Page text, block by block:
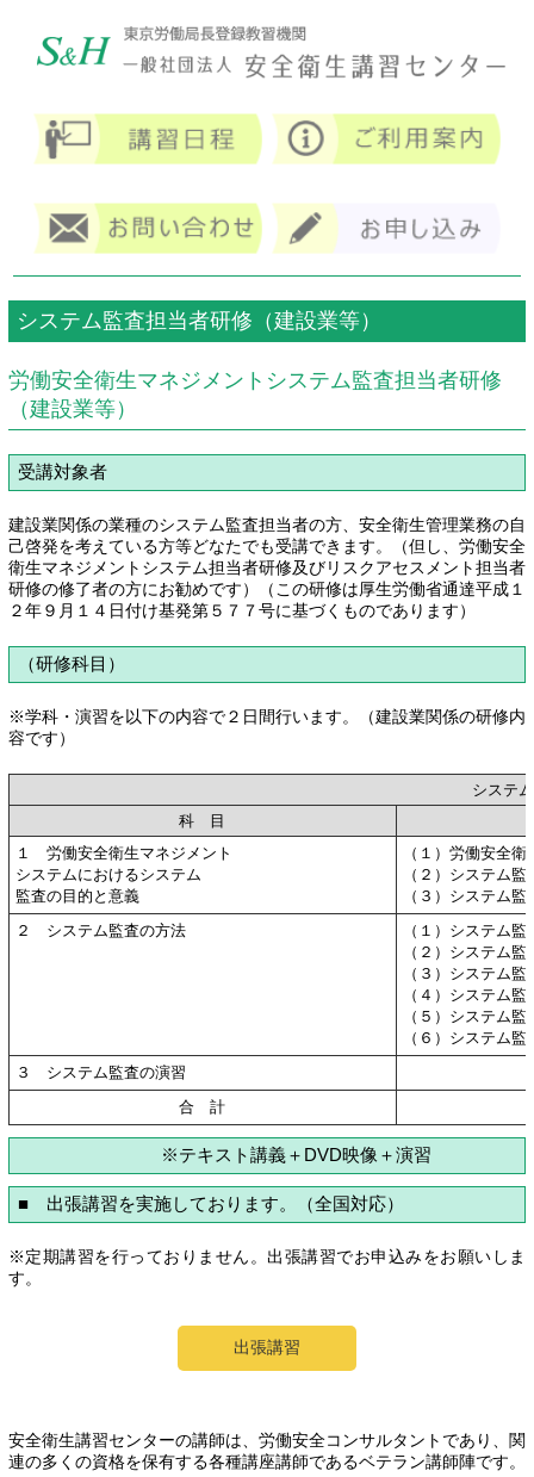
システム監査担当者研修（建設業等）
労働安全衛生マネジメントシステム監査担当者研修
（建設業等）
受講対象者
建設業関係の業種のシステム監査担当者の方、安全衛生管理業務の自
己啓発を考えている方等どなたでも受講できます。（但し、労働安全
衛生マネジメントシステム担当者研修及びリスクアセスメント担当者
研修の修了者の方にお勧めです）（この研修は厚生労働省通達平成１
２年９月１４日付け基発第５７７号に基づくものであります）
（研修科目）
※学科・演習を以下の内容で２日間行います。（建設業関係の研修内
容です）
システ
科 目
１ 労働安全衛生マネジメント
システムにおけるシステム
監査の目的と意義
（１）労働安全
（２）システム監
（３）システム
２ システム監査の方法
（１）システム
（２）システム監
（３）システム監
（４）システム監
（５）システム
（６）システム
３ システム監査の演習
合 計
※テキスト講義＋DVD映像＋演習
■ 出張講習を実施しております。（全国対応）
※定期講習を行っておりません。出張講習でお申込みをお願いしま
す。
出張講習
安全衛生講習センターの講師は、労働安全コンサルタントであり、関
連の多くの資格を保有する各種講座講師であるベテラン講師陣です。